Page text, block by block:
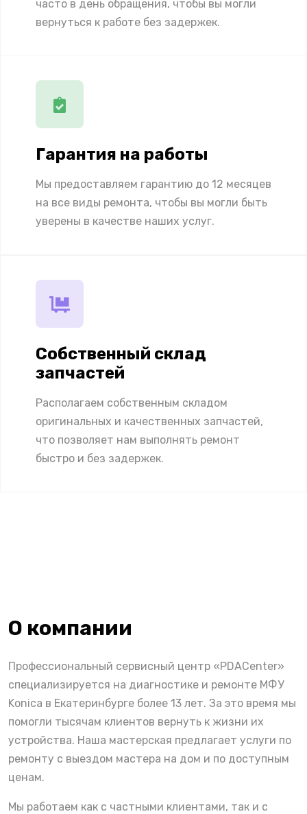
часто в день обращения, чтобы вы могли
вернуться к работе без задержек.
Гарантия на работы
Мы предоставляем гарантию до 12 месяцев
на все виды ремонта, чтобы вы могли быть
уверены в качестве наших услуг.
Собственный склад
запчастей
Располагаем собственным складом
оригинальных и качественных запчастей,
что позволяет нам выполнять ремонт
быстро и без задержек.
О компании
Профессиональный сервисный центр «PDACenter»
специализируется на диагностике и ремонте МФУ
Konica в Екатеринбурге более 13 лет. За это время мы
помогли тысячам клиентов вернуть к жизни их
устройства. Наша мастерская предлагает услуги по
ремонту с выездом мастера на дом и по доступным
ценам.
Мы работаем как с частными клиентами, так и с